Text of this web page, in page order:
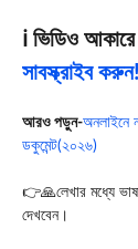
ℹ️ ভিডিও আকারে
সাবস্ক্রাইব করুন!
আরও পড়ুন-অনলাইনে
ডকুমেন্ট(২০২৬)
👉🙏লেখার মধ্যে
দেখবেন।